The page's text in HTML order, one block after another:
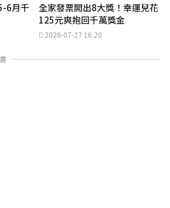
6月千
全家發票開出8大獎！幸運兒花
125元爽抱回千萬獎金
2026-07-27 16:20